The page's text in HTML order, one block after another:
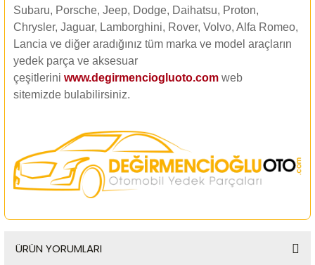
Subaru, Porsche, Jeep, Dodge, Daihatsu, Proton,
Chrysler, Jaguar, Lamborghini, Rover, Volvo, Alfa Romeo,
Lancia ve diğer aradığınız tüm marka ve model araçların
yedek parça ve aksesuar
çeşitlerini www.degirmenciogluoto.com web
sitemizde bulabilirsiniz.
ÜRÜN YORUMLARI